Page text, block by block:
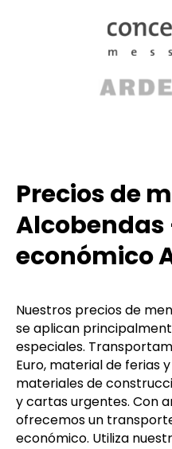
Precios de
Alcobendas
económico
Nuestros precios de
se aplican
especiales.
Euro, material de ferias
materiales de
y cartas urgentes. Con
ofrecemos un
económico. Utiliza